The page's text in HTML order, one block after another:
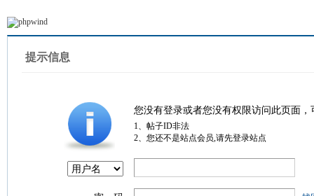
提示信息
您没有登录或者您没有权限访问此页面
1、帖子ID非法
2、您还不是站点会员,请先登录站点